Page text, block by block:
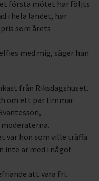
första mötet har följts
i hela landet, har
som årets
med mig, säger han
från Riksdagshuset.
om ett par timmar
var hon som ville träffa
inte är med i något
att vara fri.